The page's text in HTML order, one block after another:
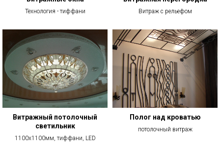
Технология - тиффани Витраж с рельефом
Витражный потолочный
светильник
1100х1100мм, тиффани, LED
Полог над кроватью
потолочный витраж